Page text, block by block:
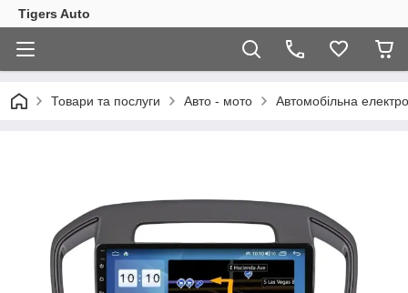
Tigers Auto
Товари та послуги Авто - мото Автомобільна